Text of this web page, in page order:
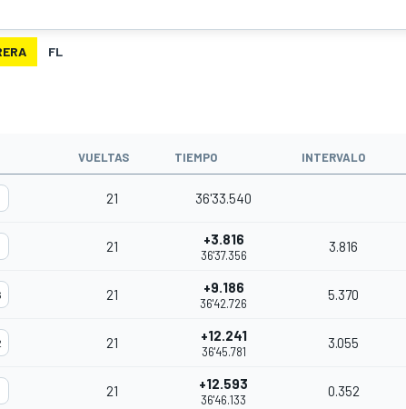
FL
VUELTAS TIEMPO INTERVALO
21 36'33.540
21 +3.816
36'37.356
3.816
21 +9.186
36'42.726
5.370
21 +12.241
36'45.781
3.055
21 +12.593
36'46.133
0.352